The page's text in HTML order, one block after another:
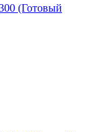
(Готовый